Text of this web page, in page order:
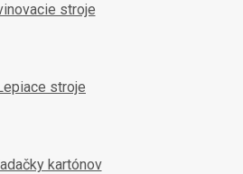
stroje
stroje
kartónov